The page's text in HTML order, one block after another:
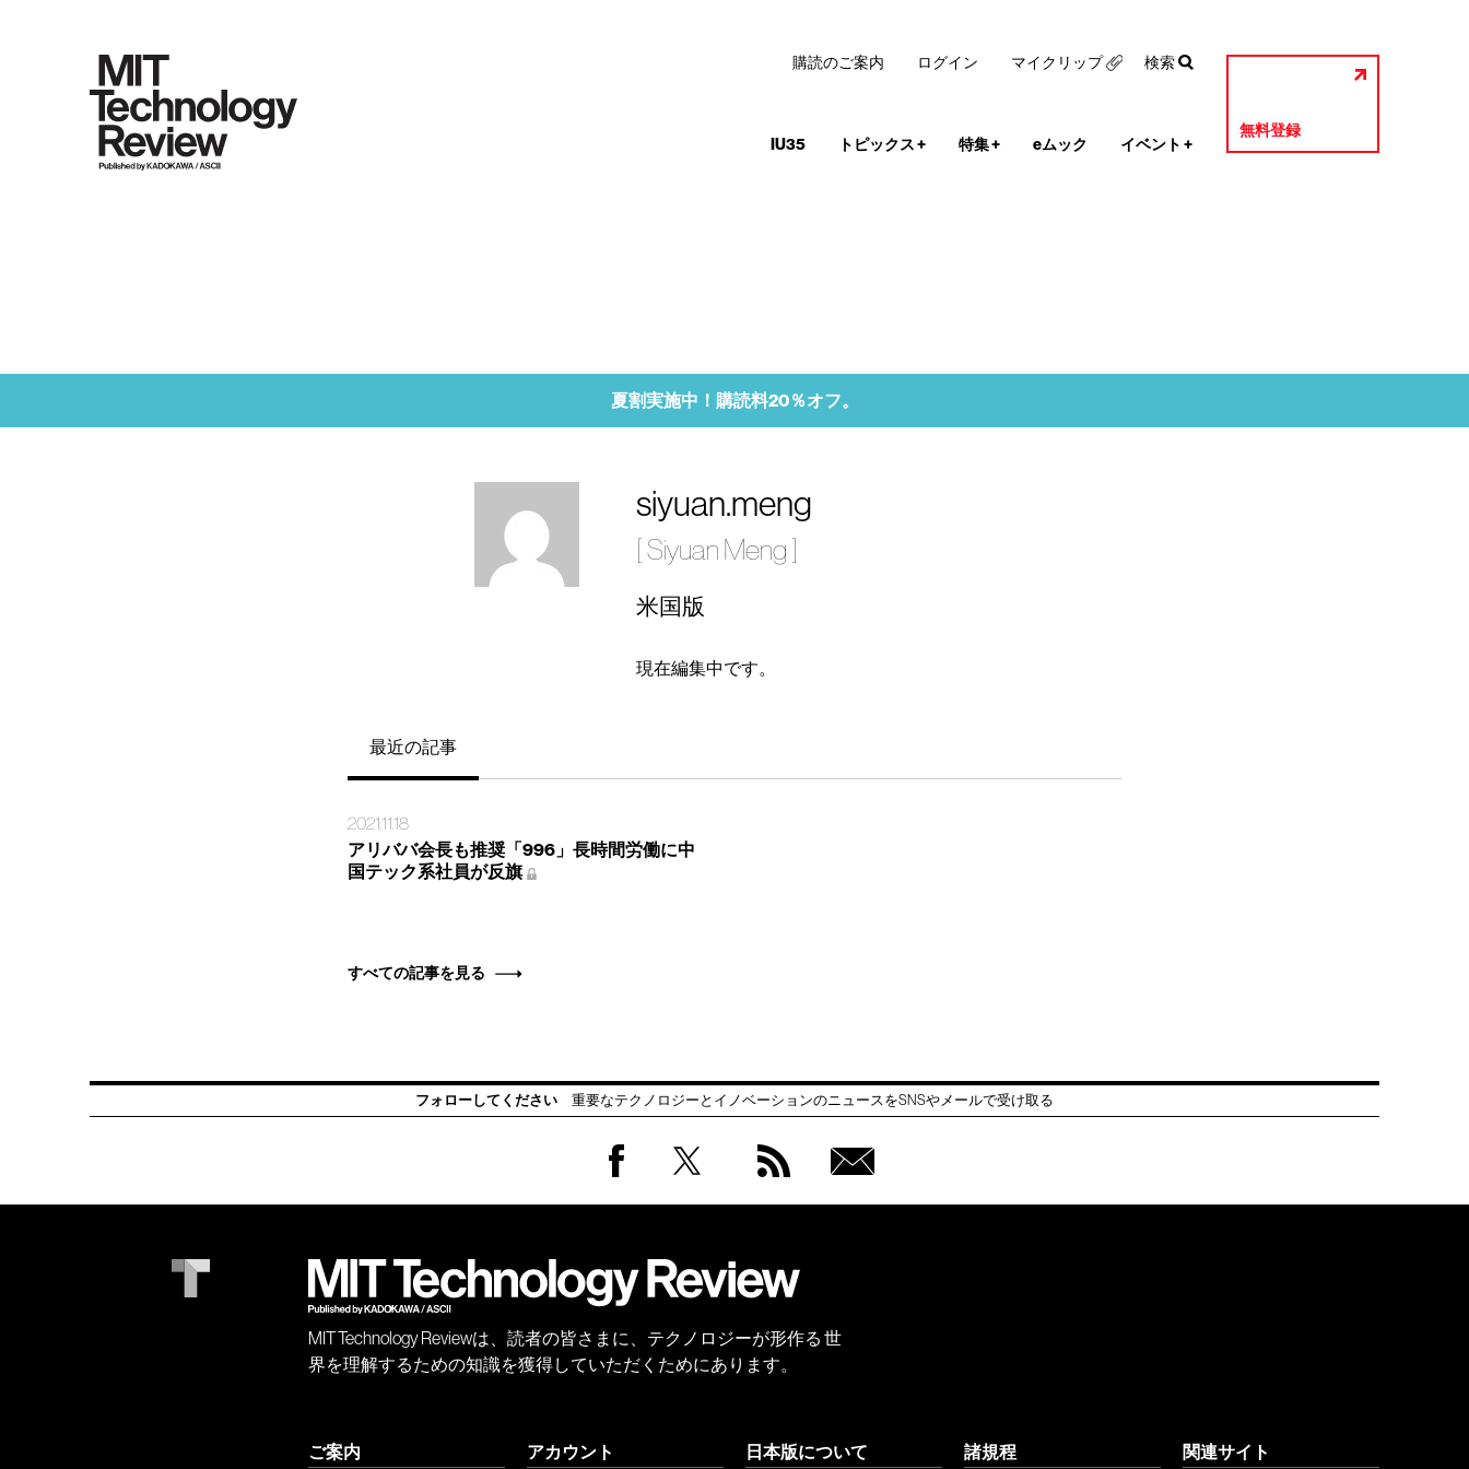
IU35 トピックス+ 特集+ eムック イベント +
無料登録
購読のご案内 ログイン マイクリップ 検索
夏割実施中！購読料20％オフ。
siyuan.meng
[ Siyuan Meng ]
米国版
現在編集中です。
最近の記事
2021.11.18
アリババ会長も推奨「996」長時間労働に中
国テック系社員が反旗
すべての記事を見る
フォローしてください 重要なテクノロジーとイノベーションのニュースをSNSやメールで受け取る
会員
MIT Technology Reviewは、読者の皆さまに、テクノロジーが形作る 世
界を理解するための知識を獲得していただくためにあります。
ご案内 アカウント 日本版について 諸規程 関連サイト